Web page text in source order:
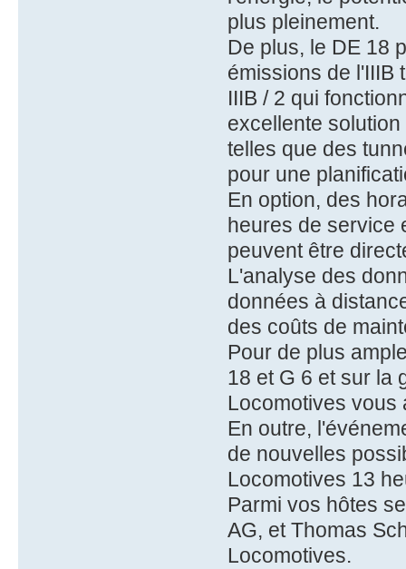
plus pleinement.
De plus, le DE 18
émissions de l'IIIB
IIIB / 2 qui
excellente
telles que des
pour une
En option, des
heures de service
peuvent être
L'analyse des
données à
des coûts de
Pour de plus
18 et G 6 et sur la
Locomotives vous
En outre,
de nouvelles
Locomotives 13
Parmi vos hôtes
AG, et Thomas
Locomotives.